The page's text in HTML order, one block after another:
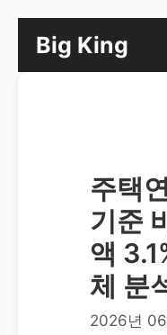
Big King
주택
기준
액
체 분
2026년